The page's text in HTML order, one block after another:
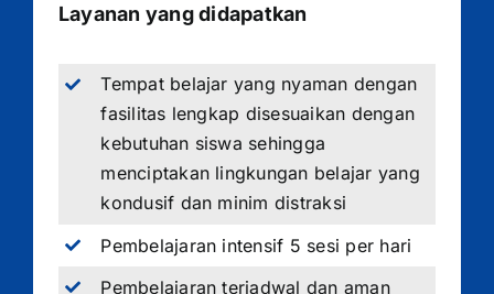
Layanan yang didapatkan
Tempat belajar yang nyaman dengan
fasilitas lengkap disesuaikan dengan
kebutuhan siswa sehingga
menciptakan lingkungan belajar yang
kondusif dan minim distraksi
Pembelajaran intensif 5 sesi per hari
Pembelajaran terjadwal dan aman